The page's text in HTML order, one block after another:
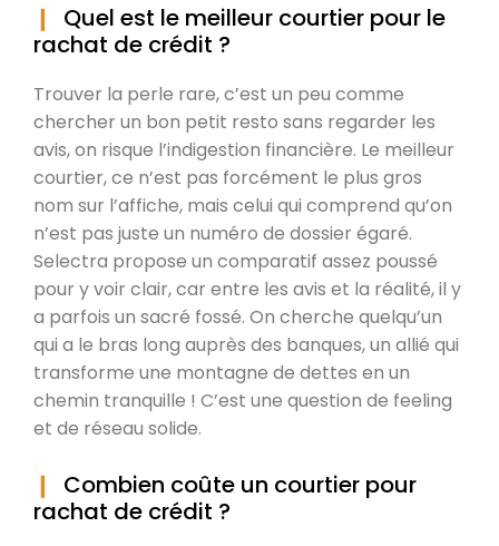
Quel est le meilleur courtier pour le
rachat de crédit ?
Trouver la perle rare, c’est un peu comme
chercher un bon petit resto sans regarder les
avis, on risque l’indigestion financière. Le meilleur
courtier, ce n’est pas forcément le plus gros
nom sur l’affiche, mais celui qui comprend qu’on
n’est pas juste un numéro de dossier égaré.
Selectra propose un comparatif assez poussé
pour y voir clair, car entre les avis et la réalité, il y
a parfois un sacré fossé. On cherche quelqu’un
qui a le bras long auprès des banques, un allié qui
transforme une montagne de dettes en un
chemin tranquille ! C’est une question de feeling
et de réseau solide.
Combien coûte un courtier pour
rachat de crédit ?